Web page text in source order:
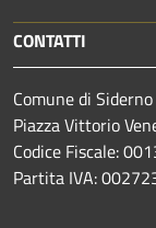
CONTATTI
Comune di Siderno
Piazza Vittorio
Codice Fiscale:
Partita IVA: